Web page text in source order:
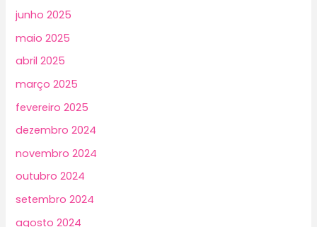
junho 2025
maio 2025
abril 2025
março 2025
fevereiro 2025
dezembro 2024
novembro 2024
outubro 2024
setembro 2024
agosto 2024